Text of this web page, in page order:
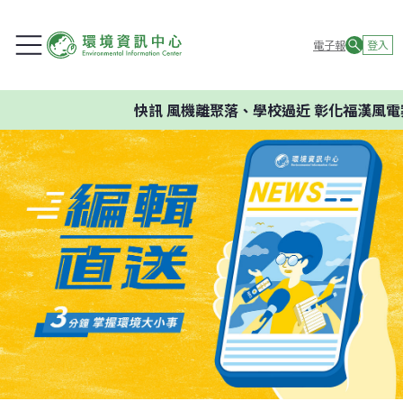
電子報 登入
快訊風機離聚落、學校過近 彰化福漢風電